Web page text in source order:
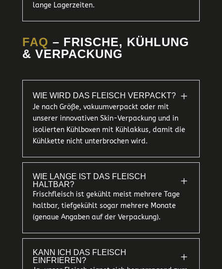
lange Lagerzeiten.
FAQ – FRISCHE, KÜHLUNG
& VERPACKUNG
WIE WIRD DAS FLEISCH VERPACKT? L
Je nach Größe, vakuumverpackt oder mit
unserer innovativen Skin-Verpackung und in
isolierten Kühlboxen mit Kühlakkus, damit die
Kühlkette nicht unterbrochen wird.
WIE LANGE IST DAS FLEISCH
HALTBAR?
L
Frischfleisch ist gekühlt meist mehrere Tage
haltbar, tiefgekühlt sogar mehrere Monate
(genaue Angaben auf der Verpackung).
KANN ICH DAS FLEISCH
EINFRIEREN?
L